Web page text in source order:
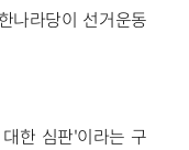
나라당이 선거운동
한 심판'이라는 구